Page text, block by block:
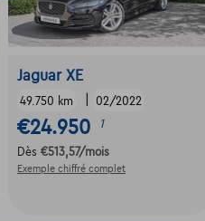
Jaguar XE
49.750 km 02/2022
€24.950 1
Dès €513,57/mois
Exemple chiffré complet